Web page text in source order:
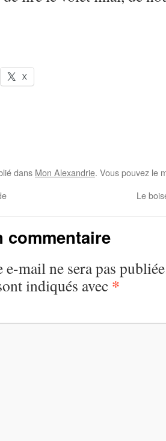
X
dans Mon Alexandrie. Vous pouvez le
Le
commentaire
e-mail ne sera pas
indiqués avec *